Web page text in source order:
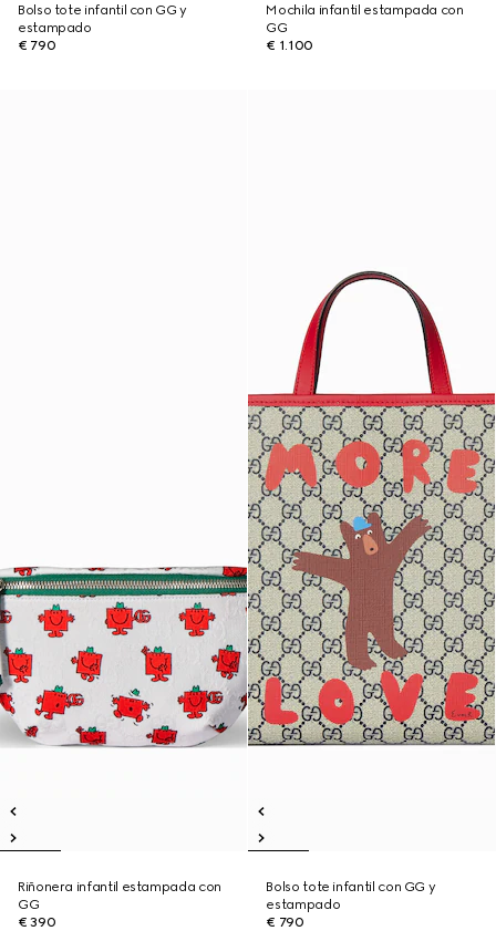
Bolso tote infantil con GG y
estampado
€ 790
Mochila infantil estampada con
GG
€ 1.100
Riñonera infantil estampada con
GG
€ 390
Bolso tote infantil con GG y
estampado
€ 790